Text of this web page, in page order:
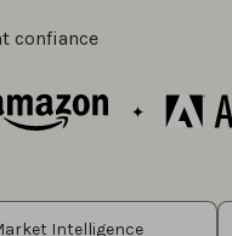
confiance
Intelligence